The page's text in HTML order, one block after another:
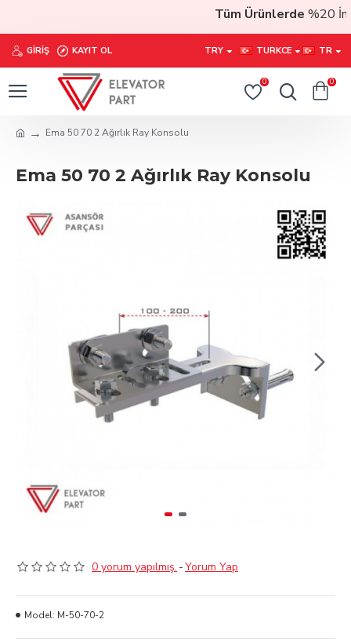
Tüm Ürünlerde%20
GIRIŞ KAYIT OL TRY TURKCE TR
0 0
Ema 50 70 2 Ağırlık Ray Konsolu
Ema 50 70 2 Ağırlık Ray Konsolu
0 yorum yapılmış. -Yorum Yap
Model: M-50-70-2